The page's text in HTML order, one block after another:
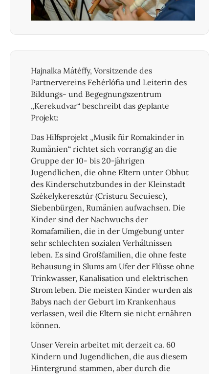
Hajnalka Mátéffy, Vorsitzende des
Partnervereins Fehérlófia und Leiterin des
Bildungs- und Begegnungszentrum
„Kerekudvar“ beschreibt das geplante
Projekt:
Das Hilfsprojekt „Musik für Romakinder in
Rumänien“ richtet sich vorrangig an die
Gruppe der 10- bis 20-jährigen
Jugendlichen, die ohne Eltern unter Obhut
des Kinderschutzbundes in der Kleinstadt
Székelykeresztúr (Cristuru Secuiesc),
Siebenbürgen, Rumänien aufwachsen. Die
Kinder sind der Nachwuchs der
Romafamilien, die in der Umgebung unter
sehr schlechten sozialen Verhältnissen
leben. Es sind Großfamilien, die ohne feste
Behausung in Slums am Ufer der Flüsse ohne
Trinkwasser, Kanalisation und elektrischen
Strom leben. Die meisten Kinder wurden als
Babys nach der Geburt im Krankenhaus
verlassen, weil die Eltern sie nicht ernähren
können.
Unser Verein arbeitet mit derzeit ca. 60
Kindern und Jugendlichen, die aus diesem
Hintergrund stammen, aber durch die